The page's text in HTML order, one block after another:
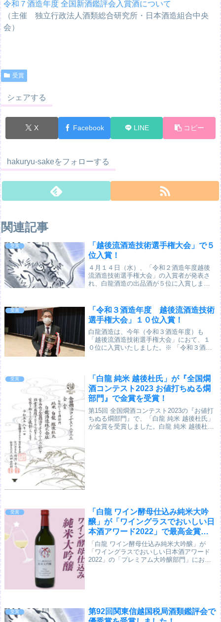
令和７酒造年度 全国新酒鑑評会入賞酒について
（主催 独立行政法人酒類総合研究所・日本酒造組合中央
会）
受賞
シェアする
X Facebook LINE コピー
hakuryu-sakeをフォローする
関連記事
受賞
「越後流酒造技術選手権大会」で５
位入賞！
４月１４日（水）、「令和２酒造年度越後
流酒造技術選手権大会」の入賞者が発表さ
れ、白龍酒造の出品酒が５位に入賞しまし
これからも、酒造りに精進してまいりま
す。上位１０位...
受賞
「令和３酒造年度 越後流酒造技術
選手権大会」１０位入賞！
白龍酒造は、今年（令和３酒造年度）も
「越後流酒造技術選手権大会」におて、１
０位に入賞いたしました。※ 「令和３酒造
受賞
「白龍 純米 越後杜氏」が『全国燗
酒コンテスト2023 お値打ちぬる燗
部門』で金賞を受賞！
第15回 全国燗酒コンテスト2023の『お値打
ちぬる燗部門』で、「白龍 純米 越後杜氏」
が金賞を受賞しました。白龍 純米 越後杜氏
受賞
「白龍 ワイン酵母仕込み純米大吟
醸」が「ワイングラスでおいしい日
本酒アワード2022」で最高金賞を
受賞しました！
「白龍 ワイン酵母仕込み純米大吟醸」が
「ワイングラスでおいしい日本酒アワード
2022」の「プレミアム大吟醸部門」におい
受賞
第92回関東信越国税局酒類鑑評会で